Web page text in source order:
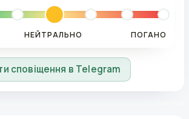
НЕЙТРАЛЬНО ПОГАНО
сповіщення в Telegram